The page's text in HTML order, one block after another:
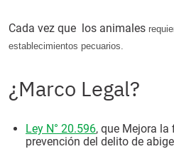
Cada vez que los animales
establecimientos pecuarios.
¿Marco Legal?
Ley N° 20.596, que Mejora
prevención del delito de